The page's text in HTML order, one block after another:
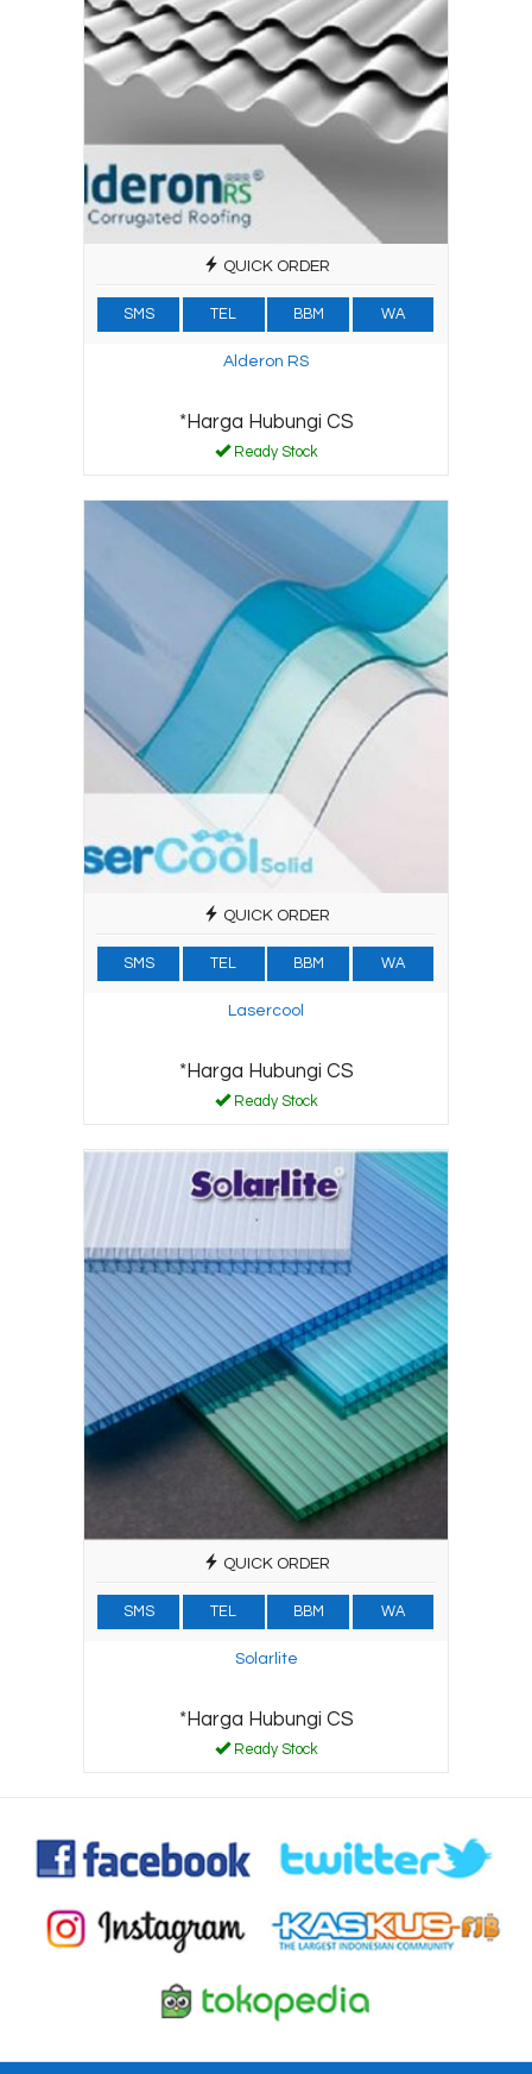
QUICK ORDER
SMS TEL BBM WA
Alderon RS
*Harga Hubungi CS
Ready Stock
QUICK ORDER
SMS TEL BBM WA
Lasercool
*Harga Hubungi CS
Ready Stock
QUICK ORDER
SMS TEL BBM WA
Solarlite
*Harga Hubungi CS
Ready Stock